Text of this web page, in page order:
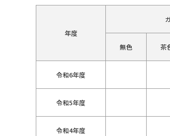
年度
無色
茶
令和6年度
令和5年度
令和4年度